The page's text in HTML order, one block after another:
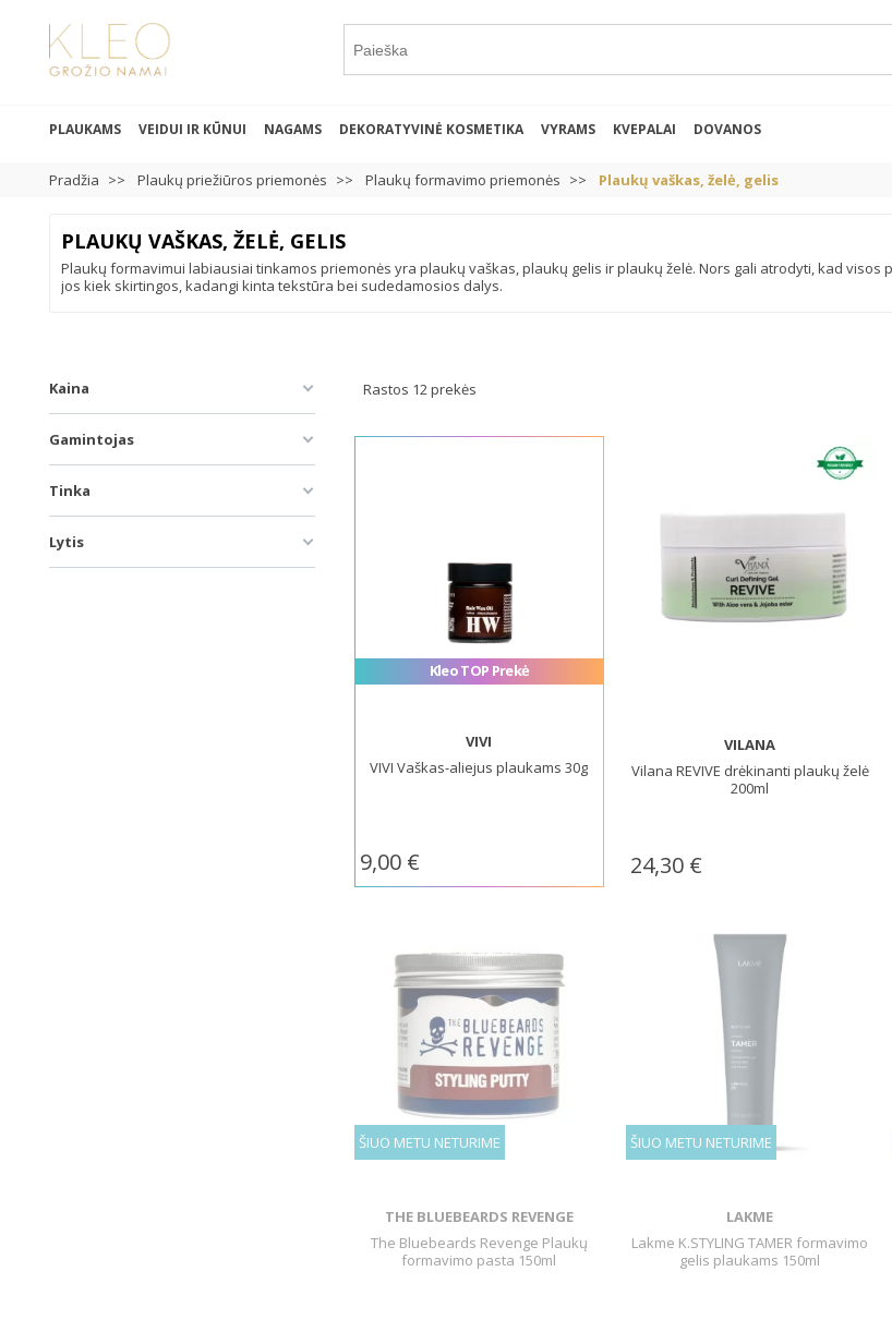
PLAUKAMS VEIDUI IR KŪNUI NAGAMS DEKORATYVINĖ KOSMETIKA VYRAMS KVEPALAI DOVANOS
Pradžia Plaukų priežiūros priemonės Plaukų formavimo priemonės Plaukų vaškas, želė, gelis
PLAUKŲ VAŠKAS, ŽELĖ, GELIS
Plaukų formavimui labiausiai tinkamos priemonės yra plaukų vaškas, plaukų gelis ir plaukų želė. Nors gali atrodyti, kad
jos kiek skirtingos, kadangi kinta tekstūra bei sudedamosios dalys.
Kaina
Gamintojas
Tinka
Lytis
Rastos 12 prekės
Kleo TOP Prekė
VIVI
VIVI Vaškas-aliejus plaukams 30g
9,00 €
VILANA
Vilana REVIVE drėkinanti plaukų želė
200ml
24,30 €
ŠIUO METU NETURIME
THE BLUEBEARDS REVENGE
The Bluebeards Revenge Plaukų
formavimo pasta 150ml
ŠIUO METU NETURIME
LAKME
Lakme K.STYLING TAMER formavimo
gelis plaukams 150ml